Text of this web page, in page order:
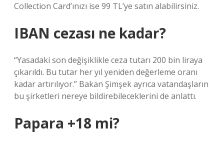
Collection Card’ınızı ise 99 TL’ye satın alabilirsiniz.
IBAN cezası ne kadar?
“Yasadaki son değişiklikle ceza tutarı 200 bin liraya
çıkarıldı. Bu tutar her yıl yeniden değerleme oranı
kadar artırılıyor.” Bakan Şimşek ayrıca vatandaşların
bu şirketleri nereye bildirebileceklerini de anlattı.
Papara +18 mi?